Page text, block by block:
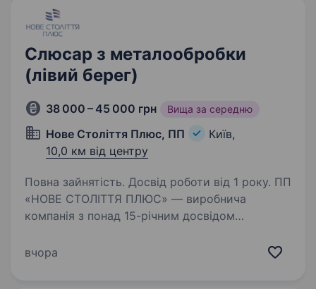
Слюсар з металообробки
(лівий берег)
38 000 – 45 000 грн Вища за середню
Нове Століття Плюс, ПП
Київ,
10,0 км від центру
Повна зайнятість. Досвід роботи від 1 року. ПП
«НОВЕ СТОЛІТТЯ ПЛЮС» — виробнича
компанія з понад 15-річним досвідом
продукції для бізнесу. Ми створюємо
вчора